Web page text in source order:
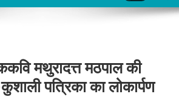
मथुरादत्त मठपाल की
पत्रिका का लोकार्पण